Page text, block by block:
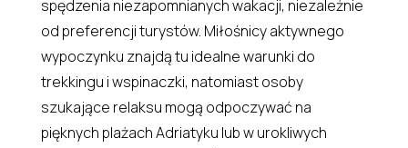
spędzenia niezapomnianych wakacji, niezależnie
od preferencji turystów. Miłośnicy aktywnego
wypoczynku znajdą tu idealne warunki do
trekkingu i wspinaczki, natomiast osoby
szukające relaksu mogą odpoczywać na
pięknych plażach Adriatyku lub w urokliwych